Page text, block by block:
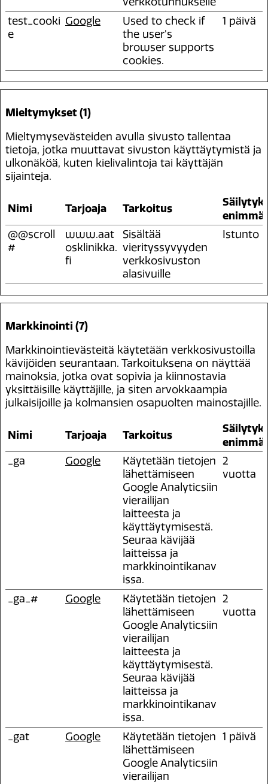
test_cooki
e
Google
Used to check if
the user's
browser supports
cookies.
1 päivä
Mieltymykset (1)
Mieltymysevästeiden avulla sivusto tallentaa
tietoja, jotka muuttavat sivuston käyttäytymistä ja
ulkonäköä, kuten kielivalintoja tai käyttäjän
sijainteja.
Nimi Tarjoaja Tarkoitus
@@scroll
#
www.aat
osklinikka.
fi
Sisältää
vierityssyvyyden
verkkosivuston
alasivuille
Istunto
Markkinointi (7)
Markkinointievästeitä käytetään verkkosivustoilla
kävijöiden seurantaan. Tarkoituksena on näyttää
mainoksia, jotka ovat sopivia ja kiinnostavia
yksittäisille käyttäjille, ja siten arvokkaampia
julkaisijoille ja kolmansien osapuolten mainostajille.
Nimi Tarjoaja Tarkoitus
_ga Google
Käytetään tietojen
lähettämiseen
Google Analyticsiin
vierailijan
laitteesta ja
käyttäytymisestä.
Seuraa kävijää
laitteissa ja
markkinointikanav
issa.
2
vuotta
_ga_# Google
Käytetään tietojen
lähettämiseen
Google Analyticsiin
vierailijan
laitteesta ja
käyttäytymisestä.
Seuraa kävijää
laitteissa ja
markkinointikanav
issa.
2
vuotta
_gat Google
Käytetään tietojen
lähettämiseen
Google Analyticsiin
vierailijan
1 päivä